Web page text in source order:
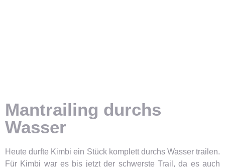
Mantrailing durchs
Wasser
Heute durfte Kimbi ein Stück komplett durchs Wasser trailen.
Für Kimbi war es bis jetzt der schwerste Trail, da es auch